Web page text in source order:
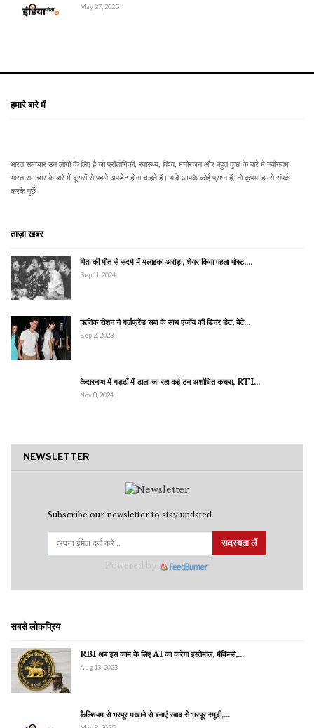
May 27, 2025
हमारे बारे में
भारत समाचार उन लोगों के लिए है जो प्रौद्योगिकी, स्वास्थ्य, विश्व, मनोरंजन और बहुत कुछ के बारे में नवीनतम
भारत समाचार के बारे में दूसरों से पहले अपडेट होना चाहते हैं। यदि आपके कोई प्रश्न हैं, तो कृपया हमसे संपर्क
करके पूछें।
ताज़ा खबर
पिता की मौत से सदमे में मलाइका अरोड़ा, शेयर किया पहला पोस्ट,…
Sep 11, 2024
ऋतिक रोशन ने गर्लफ्रेंड सबा के साथ एंजॉय की डिनर डेट, बेटे…
Sep 2, 2023
केदारनाथ में गड्ढों में डाला जा रहा कई टन अशोधित कचरा, RTI…
Nov 8, 2024
NEWSLETTER
Subscribe our newsletter to stay updated.
सदस्यता लें
सबसे लोकप्रिय
RBI अब इस काम के लिए AI का करेगा इस्तेमाल, मैकिन्से,…
Aug 13, 2023
कैल्शियम से भरपूर मखाने से बनाएं स्वाद से भरपूर स्मूदी,…